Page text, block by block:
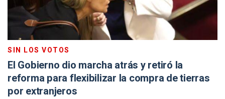
SIN LOS VOTOS
El Gobierno dio marcha atrás y retiró la
reforma para flexibilizar la compra de tierras
por extranjeros